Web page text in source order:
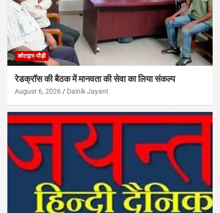
कोटद्वार-पौड़ी
रेडक्रॉस की बैठक में मानवता की सेवा का लिया संकल्प
August 6, 2026 Dainik Jayant